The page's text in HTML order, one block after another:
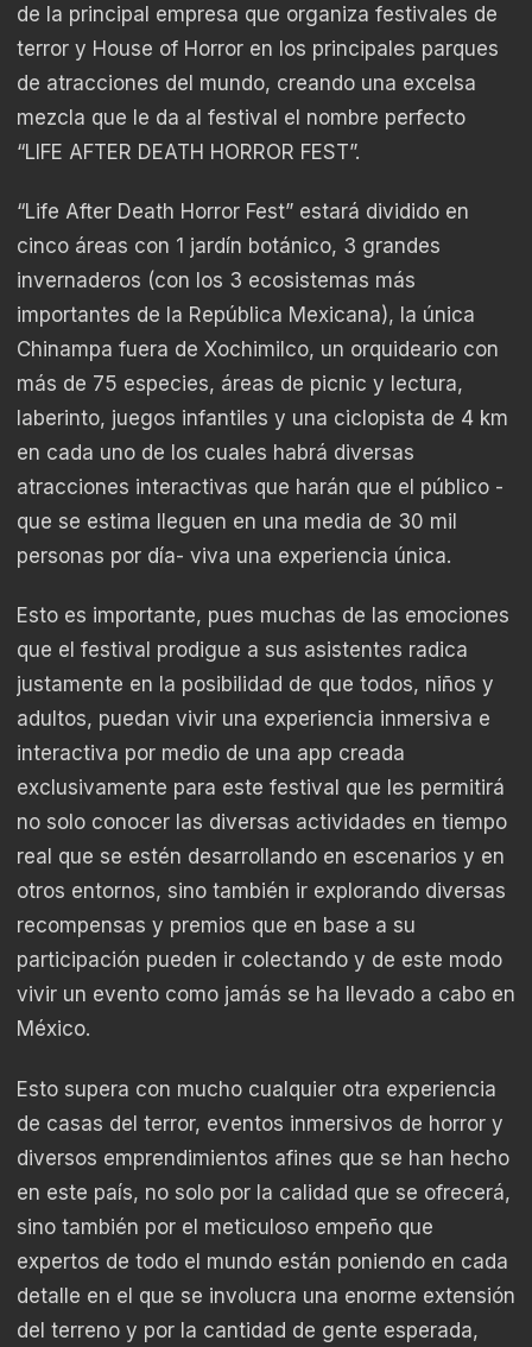
de la principal empresa que organiza festivales de
terror y House of Horror en los principales parques
de atracciones del mundo, creando una excelsa
mezcla que le da al festival el nombre perfecto
“LIFE AFTER DEATH HORROR FEST”.
“Life After Death Horror Fest” estará dividido en
cinco áreas con 1 jardín botánico, 3 grandes
invernaderos (con los 3 ecosistemas más
importantes de la República Mexicana), la única
Chinampa fuera de Xochimilco, un orquideario con
más de 75 especies, áreas de picnic y lectura,
laberinto, juegos infantiles y una ciclopista de 4 km
en cada uno de los cuales habrá diversas
atracciones interactivas que harán que el público -
que se estima lleguen en una media de 30 mil
personas por día- viva una experiencia única.
Esto es importante, pues muchas de las emociones
que el festival prodigue a sus asistentes radica
justamente en la posibilidad de que todos, niños y
adultos, puedan vivir una experiencia inmersiva e
interactiva por medio de una app creada
exclusivamente para este festival que les permitirá
no solo conocer las diversas actividades en tiempo
real que se estén desarrollando en escenarios y en
otros entornos, sino también ir explorando diversas
recompensas y premios que en base a su
participación pueden ir colectando y de este modo
vivir un evento como jamás se ha llevado a cabo en
México.
Esto supera con mucho cualquier otra experiencia
de casas del terror, eventos inmersivos de horror y
diversos emprendimientos afines que se han hecho
en este país, no solo por la calidad que se ofrecerá,
sino también por el meticuloso empeño que
expertos de todo el mundo están poniendo en cada
detalle en el que se involucra una enorme extensión
del terreno y por la cantidad de gente esperada,